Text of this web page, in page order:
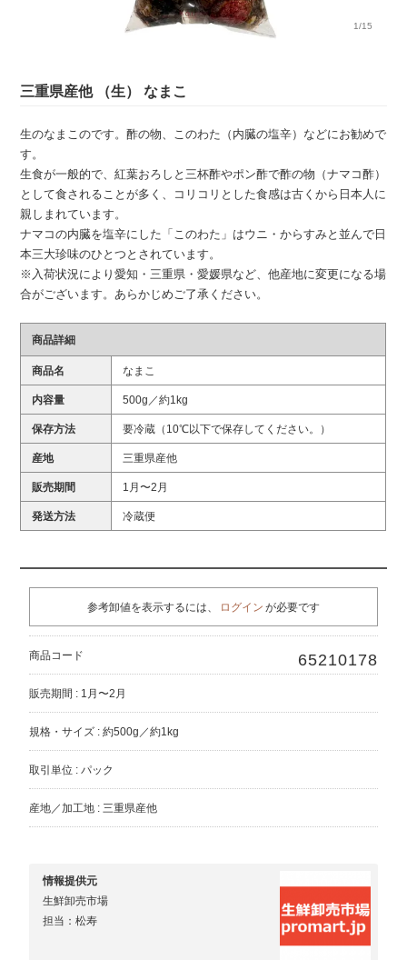
1/15
三重県産他 （生） なまこ
生のなまこのです。酢の物、このわた（内臓の塩辛）などにお勧めで
す。
生食が一般的で、紅葉おろしと三杯酢やポン酢で酢の物（ナマコ酢）
として食されることが多く、コリコリとした食感は古くから日本人に
親しまれています。
ナマコの内臓を塩辛にした「このわた」はウニ・からすみと並んで日
本三大珍味のひとつとされています。
※入荷状況により愛知・三重県・愛媛県など、他産地に変更になる場
合がございます。あらかじめご了承ください。
商品詳細
商品名 なまこ
内容量 500g／約1kg
保存方法 要冷蔵（10℃以下で保存してください。）
産地 三重県産他
販売期間 1月〜2月
発送方法 冷蔵便
参考卸値を表示するには、 ログイン が必要です
商品コード 65210178
販売期間 : 1月〜2月
規格・サイズ : 約500g／約1kg
取引単位 : パック
産地／加工地 : 三重県産他
情報提供元
生鮮卸売市場
担当：松寿